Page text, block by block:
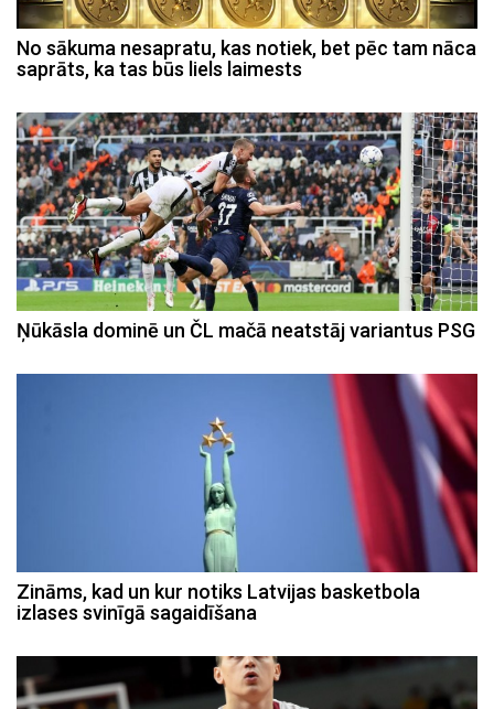
No sākuma nesapratu, kas notiek, bet pēc tam nāca
saprāts, ka tas būs liels laimests
Ņūkāsla dominē un ČL mačā neatstāj variantus PSG
Zināms, kad un kur notiks Latvijas basketbola
izlases svinīgā sagaidīšana